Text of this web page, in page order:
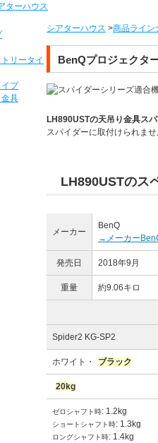
シアターハウス >商品ライン
BenQプロジェクタ
LH890USTの天吊り金具ス
スパイダーに取付けられま
LH890USTのス
メーカー
BenQ
→メーカー
発売日 2018年9月
重量 約9.06キロ
Spider2 KG-SP2
ホワイト・ ブラック
20kg
ゼロシャフト時: 1.2kg
ショートシャフト時: 1.3kg
ロングシャフト時: 1.4kg
リータイ
プ
金具